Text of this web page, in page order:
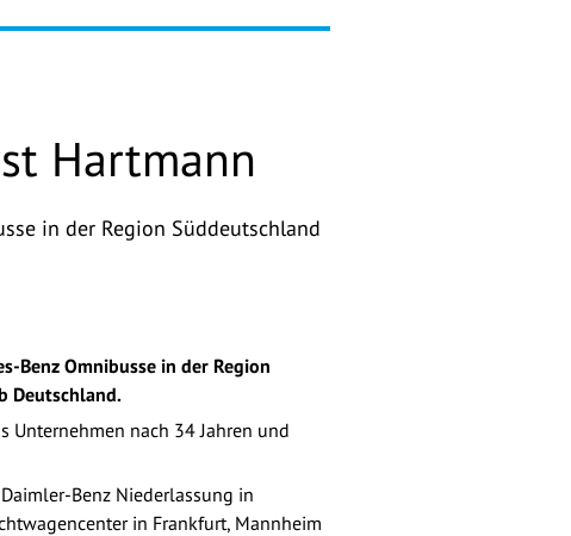
Hartmann
in der Region Süddeutschland
Benz Omnibusse in der Region
Deutschland.
Unternehmen nach 34 Jahren und
Benz Niederlassung in
in Frankfurt, Mannheim